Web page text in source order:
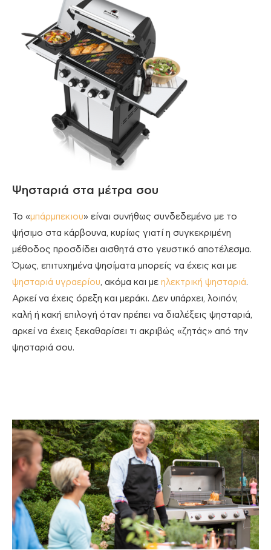
Ψησταριά στα μέτρα σου
Το «μπάρμπεκιου» είναι συνήθως συνδεδεμένο με το
ψήσιμο στα κάρβουνα, κυρίως γιατί η συγκεκριμένη
μέθοδος προσδίδει αισθητά στο γευστικό αποτέλεσμα.
Όμως, επιτυχημένα ψησίματα μπορείς να έχεις και με
ψησταριά υγραερίου, ακόμα και με ηλεκτρική ψησταριά.
Αρκεί να έχεις όρεξη και μεράκι. Δεν υπάρχει, λοιπόν,
καλή ή κακή επιλογή όταν πρέπει να διαλέξεις ψησταριά,
αρκεί να έχεις ξεκαθαρίσει τι ακριβώς «ζητάς» από την
ψησταριά σου.